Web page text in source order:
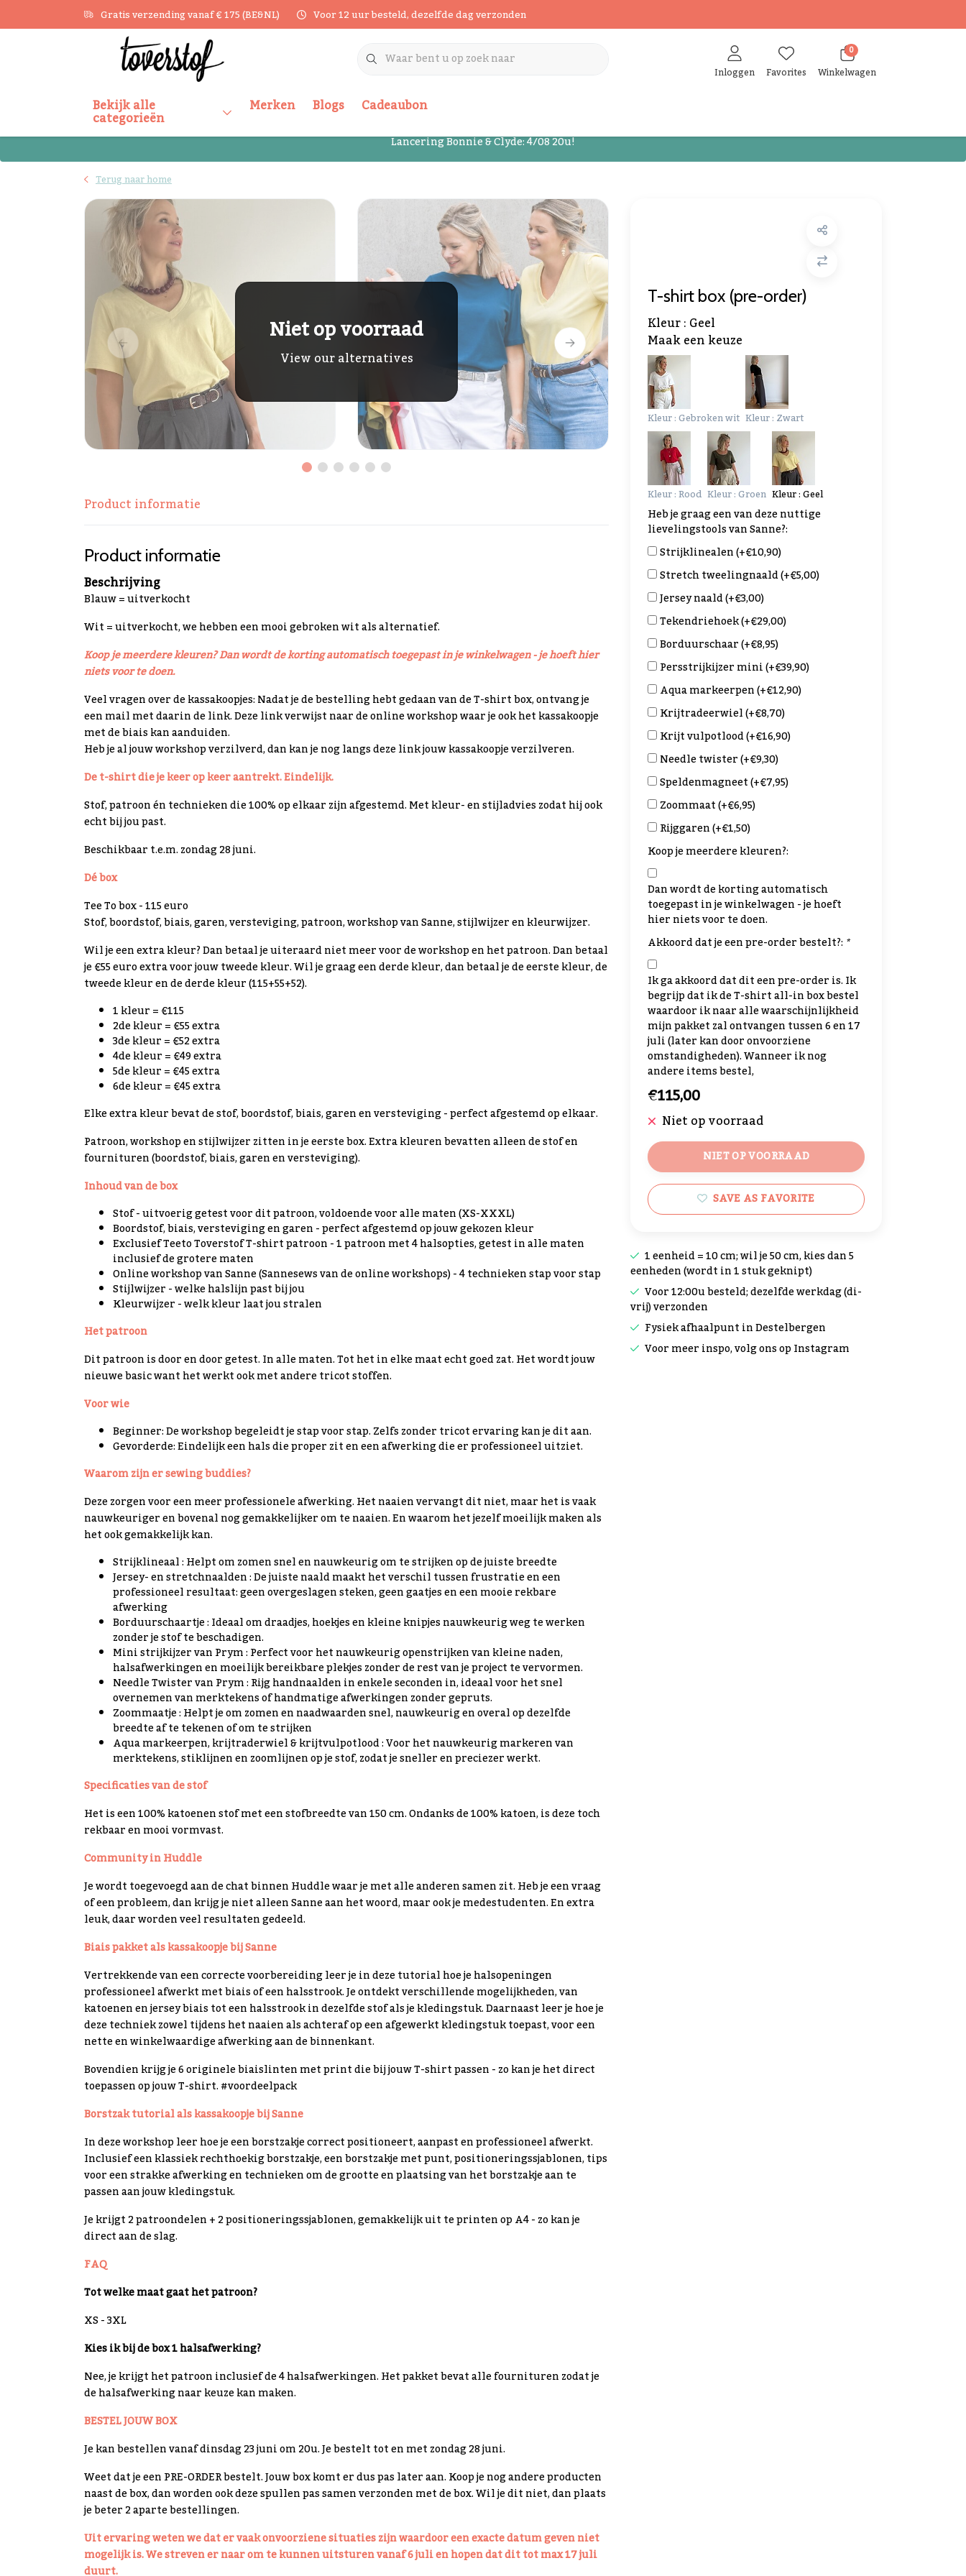
Gratis verzending vanaf € 175 (BE&NL) Voor 12 uur besteld, dezelfde dag verzonden
Inloggen Favorites
0
Winkelwagen
Bekijk alle
categorieën
Merken Blogs Cadeaubon
Lancering Bonnie & Clyde: 4/08 20u!
Terug naar home
T-shirt box (pre-order)
Kleur : Geel
Maak een keuze
Kleur : Gebroken wit Kleur : Zwart
Kleur : Rood Kleur : Groen Kleur : Geel
Heb je graag een van deze nuttige
lievelingstools van Sanne?:
Strijklinealen (+€10,90)
Stretch tweelingnaald (+€5,00)
Jersey naald (+€3,00)
Tekendriehoek (+€29,00)
Borduurschaar (+€8,95)
Persstrijkijzer mini (+€39,90)
Aqua markeerpen (+€12,90)
Krijtradeerwiel (+€8,70)
Krijt vulpotlood (+€16,90)
Needle twister (+€9,30)
Speldenmagneet (+€7,95)
Zoommaat (+€6,95)
Rijggaren (+€1,50)
Koop je meerdere kleuren?:
Dan wordt de korting automatisch
toegepast in je winkelwagen - je hoeft
hier niets voor te doen.
Akkoord dat je een pre-order bestelt?: *
Ik ga akkoord dat dit een pre-order is. Ik
begrijp dat ik de T-shirt all-in box bestel
waardoor ik naar alle waarschijnlijkheid
mijn pakket zal ontvangen tussen 6 en 17
juli (later kan door onvoorziene
omstandigheden). Wanneer ik nog
andere items bestel,
€115,00
Niet op voorraad
NIET OP VOORRAAD
SAVE AS FAVORITE
1 eenheid = 10 cm; wil je 50 cm, kies dan 5
eenheden (wordt in 1 stuk geknipt)
Voor 12:00u besteld; dezelfde werkdag (di-
vrij) verzonden
Fysiek afhaalpunt in Destelbergen
Voor meer inspo, volg ons op Instagram
Niet op voorraad
View our alternatives
Product informatie
Product informatie
Beschrijving
Blauw = uitverkocht
Wit = uitverkocht, we hebben een mooi gebroken wit als alternatief.
Koop je meerdere kleuren? Dan wordt de korting automatisch toegepast in je winkelwagen - je hoeft hier
niets voor te doen.
Veel vragen over de kassakoopjes: Nadat je de bestelling hebt gedaan van de T-shirt box, ontvang je
een mail met daarin de link. Deze link verwijst naar de online workshop waar je ook het kassakoopje
met de biais kan aanduiden.
Heb je al jouw workshop verzilverd, dan kan je nog langsdeze linkjouw kassakoopje verzilveren.
De t-shirt die je keer op keer aantrekt. Eindelijk.
Stof, patroon én technieken die 100% op elkaar zijn afgestemd. Met kleur- en stijladvies zodat hij ook
echt bij jou past.
Beschikbaar t.e.m. zondag 28 juni.
Dé box
Tee To box - 115 euro
Stof, boordstof, biais, garen, versteviging, patroon, workshop van Sanne, stijlwijzer en kleurwijzer.
Wil je een extra kleur? Dan betaal je uiteraard niet meer voor de workshop en het patroon. Dan betaal
je €55 euro extra voor jouw tweede kleur. Wil je graag een derde kleur, dan betaal je de eerste kleur, de
tweede kleur en de derde kleur (115+55+52).
1 kleur = €115
2de kleur = €55 extra
3de kleur = €52 extra
4de kleur = €49 extra
5de kleur = €45 extra
6de kleur = €45 extra
Elke extra kleur bevat de stof, boordstof, biais, garen en versteviging - perfect afgestemd op elkaar.
Patroon, workshop en stijlwijzer zitten in je eerste box. Extra kleuren bevatten alleen de stof en
fournituren (boordstof, biais, garen en versteviging).
Inhoud van de box
Stof - uitvoerig getest voor dit patroon, voldoende voor alle maten (XS-XXXL)
Boordstof, biais, versteviging en garen - perfect afgestemd op jouw gekozen kleur
Exclusief Teeto Toverstof T-shirt patroon - 1 patroon met 4 halsopties, getest in alle maten
inclusief de grotere maten
Online workshop van Sanne (Sannesews van de online workshops) - 4 technieken stap voor stap
Stijlwijzer - welke halslijn past bij jou
Kleurwijzer - welk kleur laat jou stralen
Het patroon
Dit patroon is door en door getest. In alle maten. Tot het in elke maat echt goed zat. Het wordt jouw
nieuwe basic want het werkt ook met andere tricot stoffen.
Voor wie
Beginner: De workshop begeleidt je stap voor stap. Zelfs zonder tricot ervaring kan je dit aan.
Gevorderde: Eindelijk een hals die proper zit en een afwerking die er professioneel uitziet.
Waarom zijn er sewing buddies?
Deze zorgen voor een meer professionele afwerking. Het naaien vervangt dit niet, maar het is vaak
nauwkeuriger en bovenal nog gemakkelijker om te naaien. En waarom het jezelf moeilijk maken als
het ook gemakkelijk kan.
Strijklineaal : Helpt om zomen snel en nauwkeurig om te strijken op de juiste breedte
Jersey- en stretchnaalden : De juiste naald maakt het verschil tussen frustratie en een
professioneel resultaat: geen overgeslagen steken, geen gaatjes en een mooie rekbare
afwerking
Borduurschaartje : Ideaal om draadjes, hoekjes en kleine knipjes nauwkeurig weg te werken
zonder je stof te beschadigen.
Mini strijkijzer van Prym : Perfect voor het nauwkeurig openstrijken van kleine naden,
halsafwerkingen en moeilijk bereikbare plekjes zonder de rest van je project te vervormen.
Needle Twister van Prym : Rijg handnaalden in enkele seconden in, ideaal voor het snel
overnemen van merktekens of handmatige afwerkingen zonder gepruts.
Zoommaatje : Helpt je om zomen en naadwaarden snel, nauwkeurig en overal op dezelfde
breedte af te tekenen of om te strijken
Aqua markeerpen, krijtraderwiel & krijtvulpotlood : Voor het nauwkeurig markeren van
merktekens, stiklijnen en zoomlijnen op je stof, zodat je sneller en preciezer werkt.
Specificaties van de stof
Het is een 100% katoenen stof met een stofbreedte van 150 cm. Ondanks de 100% katoen, is deze toch
rekbaar en mooi vormvast.
Community in Huddle
Je wordt toegevoegd aan de chat binnen Huddle waar je met alle anderen samen zit. Heb je een vraag
of een probleem, dan krijg je niet alleen Sanne aan het woord, maar ook je medestudenten. En extra
leuk, daar worden veel resultaten gedeeld.
Biais pakket als kassakoopje bij Sanne
Vertrekkende van een correcte voorbereiding leer je in deze tutorial hoe je halsopeningen
professioneel afwerkt met biais of een halsstrook. Je ontdekt verschillende mogelijkheden, van
katoenen en jersey biais tot een halsstrook in dezelfde stof als je kledingstuk. Daarnaast leer je hoe je
deze techniek zowel tijdens het naaien als achteraf op een afgewerkt kledingstuk toepast, voor een
nette en winkelwaardige afwerking aan de binnenkant.
Bovendien krijg je 6 originele biaislinten met print die bij jouw T-shirt passen - zo kan je het direct
toepassen op jouw T-shirt. #voordeelpack
Borstzak tutorial als kassakoopje bij Sanne
In deze workshop leer hoe je een borstzakje correct positioneert, aanpast en professioneel afwerkt.
Inclusief een klassiek rechthoekig borstzakje, een borstzakje met punt, positioneringssjablonen, tips
voor een strakke afwerking en technieken om de grootte en plaatsing van het borstzakje aan te
passen aan jouw kledingstuk.
Je krijgt 2 patroondelen + 2 positioneringssjablonen, gemakkelijk uit te printen op A4 - zo kan je
direct aan de slag.
FAQ
Tot welke maat gaat het patroon?
XS - 3XL
Kies ik bij de box 1 halsafwerking?
Nee, je krijgt het patroon inclusief de 4 halsafwerkingen. Het pakket bevat alle fournituren zodat je
de halsafwerking naar keuze kan maken.
BESTEL JOUW BOX
Je kan bestellen vanaf dinsdag 23 juni om 20u. Je bestelt tot en met zondag 28 juni.
Weet dat je een PRE-ORDER bestelt. Jouw box komt er dus pas later aan. Koop je nog andere producten
naast de box, dan worden ook deze spullen pas samen verzonden met de box. Wil je dit niet, dan plaats
je beter 2 aparte bestellingen.
Uit ervaring weten we dat er vaak onvoorziene situaties zijn waardoor een exacte datum geven niet
mogelijk is. We streven er naar om te kunnen uitsturen vanaf 6 juli en hopen dat dit tot max 17 juli
duurt.